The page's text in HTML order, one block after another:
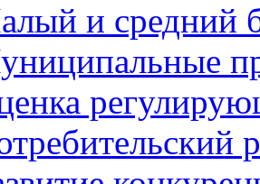
и средний